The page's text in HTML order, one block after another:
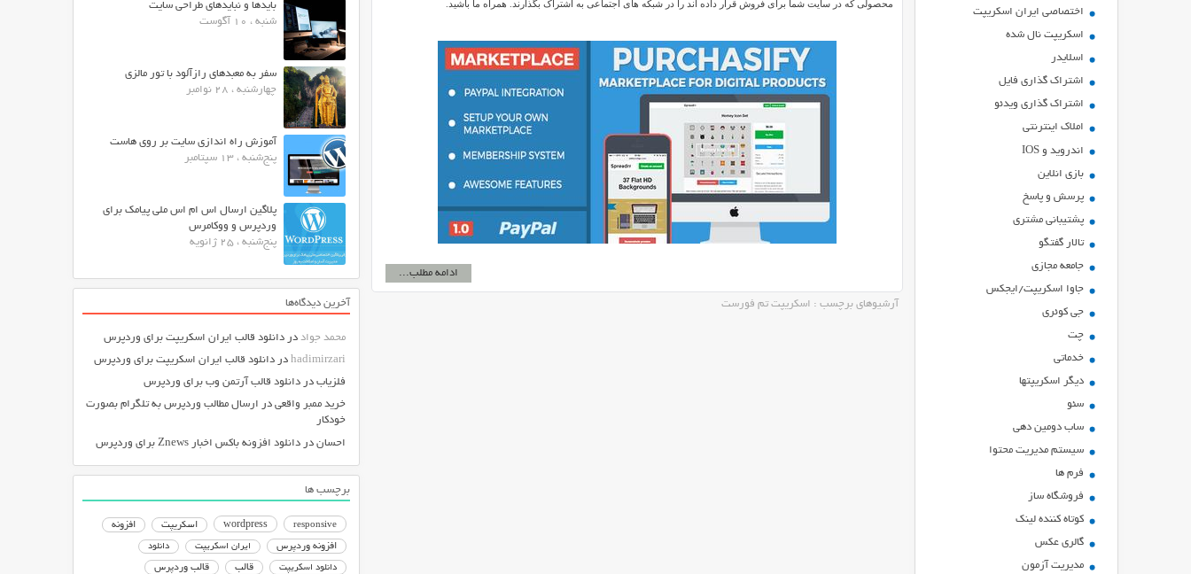
اختصاصی ایران اسکریپت
اسکریپت نال شده
اسلایدر
اشتراك گذاري فايل
اشتراک گذاری ویدئو
املاک اینترنتی
اندروید و IOS
بازي انلاين
پرسش و پاسخ
پشتیبانی مشتری
تالار گفتگو
جامعه مجازی
جاوا اسکریپت/ایجکس
جی کوئری
چت
خدماتی
ديگر اسكريپتها
سئو
ساب دومین دهی
سیستم مدیریت محتوا
فرم ها
فروشگاه ساز
کوتاه کننده لینک
گالری عکس
مدیریت آزمون
محصولی که در سایت شما برای فروش قرار داده اند را در شبکه های اجتماعی به اشتراک بگذارند. همراه ما باشید.
ادامه مطلب...
آرشیوهای برچسب : اسکریپت تم فورست
بایدها و نبایدهای طراحی سایت
شنبه ، 10 آگوست
سفر به معبدهای رازآلود با تور مالزی
چهارشنبه ، 28 نوامبر
آموزش راه اندازی سایت بر روی هاست
پنج‌شنبه ، 13 سپتامبر
پلاگین ارسال اس ام اس ملی پیامک برای
وردپرس و ووکامرس
پنج‌شنبه ، 25 ژانویه
آخرین دیدگاه‌ها
محمد جواد در دانلود قالب ایران اسکریپت برای وردپرس
hadimirzari در دانلود قالب ایران اسکریپت برای وردپرس
فلزیاب در دانلود قالب آرتمن وب برای وردپرس
خرید ممبر واقعی در ارسال مطالب وردپرس به تلگرام بصورت
خودکار
احسان در دانلود افزونه باکس اخبار Znews برای وردپرس
برچسب ها
responsive
wordpress اسکریپت
افزونه
افزونه وردپرس
ایران اسکریپت دانلود
دانلود اسکریپت قالب قالب وردپرس